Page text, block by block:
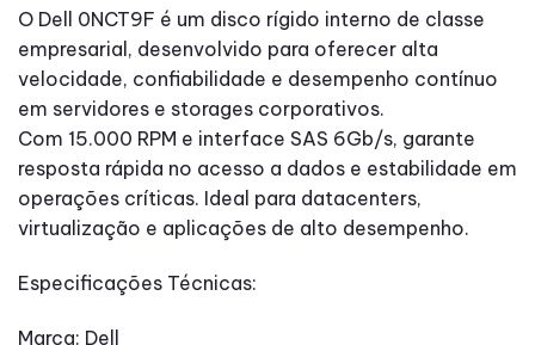
O Dell 0NCT9F é um disco rígido interno de classe
empresarial, desenvolvido para oferecer alta
velocidade, confiabilidade e desempenho contínuo
em servidores e storages corporativos.
Com 15.000 RPM e interface SAS 6Gb/s, garante
resposta rápida no acesso a dados e estabilidade em
operações críticas. Ideal para datacenters,
virtualização e aplicações de alto desempenho.
Especificações Técnicas:
Marca: Dell